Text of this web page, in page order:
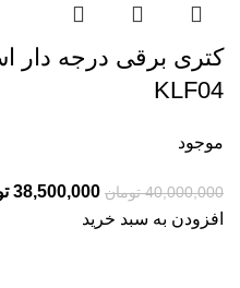
کتری برقی درجه
KLF04
موجود
40,000,000 تومان قیمت
اصلی:
38,500,000
افزودن به سبد خرید